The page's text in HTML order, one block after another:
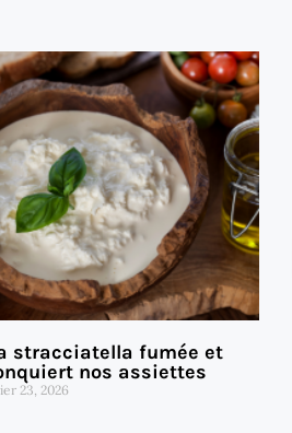
stracciatella fumée et
nos assiettes
23, 2026